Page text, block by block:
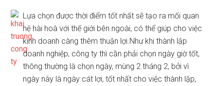
Lựa chọn được thời điểm tốt nhất sẽ tạo ra mối quan
hệ hài hoà với thế giới bên ngoài, có thể giúp cho việc
kinh doanh càng thêm thuận lợi.Như khi thành lập
doanh nghiệp, công ty thì cần phải chọn ngày giờ tốt,
thông thường là chọn ngày, mùng 2 tháng 2, bởi vì
ngày này là ngày cát lợi, tốt nhất cho việc thành lập,